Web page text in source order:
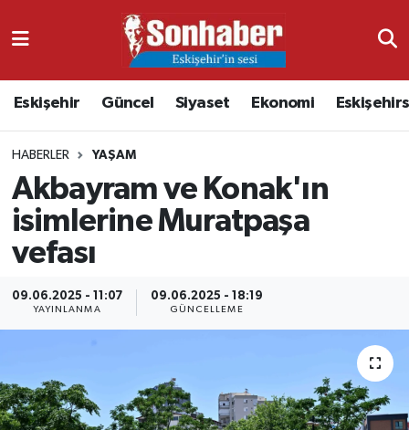
Eskişehir Güncel Siyaset Ekonomi
HABERLER YAŞAM
Akbayram ve Konak'ın
isimlerine Muratpaşa
vefası
09.06.2025 - 11:07
YAYINLANMA
09.06.2025 - 18:19
GÜNCELLEME
Ekonomi
Güncel
Kültür & Sanat
Magazin
Sağlık
Nöbetçi Eczaneler
Namaz Vakitleri
Trafik Durumu
Süper Lig Puan Durumu ve Fikstür
Tüm Manşetler
Haber Arşivi